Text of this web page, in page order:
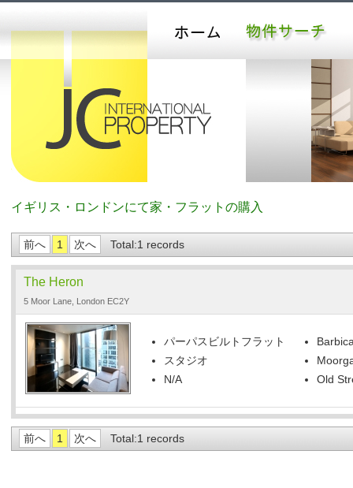
イギリス・ロンドンにて家・フラットの購入
前へ 1 次へ Total:1 records
The Heron
5 Moor Lane, London EC2Y
パーパスビルトフラット
スタジオ
N/A
Old
前へ 1 次へ Total:1 records